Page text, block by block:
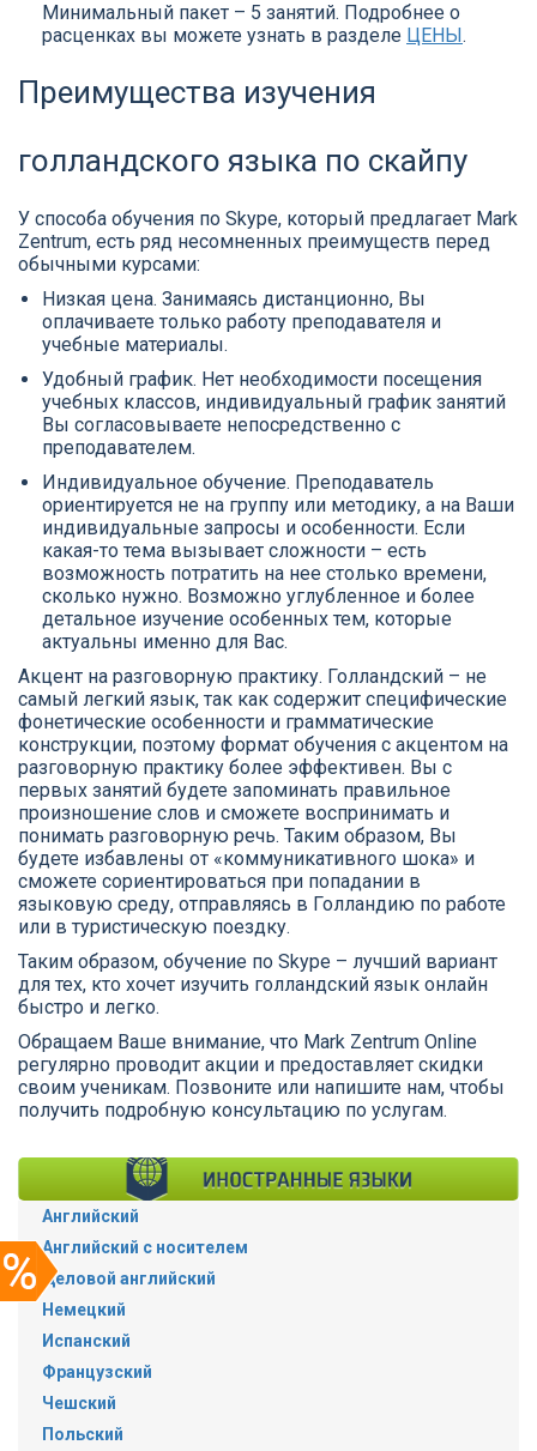
Минимальный пакет – 5 занятий. Подробнее о
расценках вы можете узнать в разделе ЦЕНЫ .
Преимущества изучения
голландского языка по скайпу
У способа обучения по Skype, который предлагает Mark
Zentrum, есть ряд несомненных преимуществ перед
обычными курсами:
Низкая цена. Занимаясь дистанционно, Вы
оплачиваете только работу преподавателя и
учебные материалы.
Удобный график. Нет необходимости посещения
учебных классов, индивидуальный график занятий
Вы согласовываете непосредственно с
преподавателем.
Индивидуальное обучение. Преподаватель
ориентируется не на группу или методику, а на Ваши
индивидуальные запросы и особенности. Если
какая-то тема вызывает сложности – есть
возможность потратить на нее столько времени,
сколько нужно. Возможно углубленное и более
детальное изучение особенных тем, которые
актуальны именно для Вас.
Акцент на разговорную практику. Голландский – не
самый легкий язык, так как содержит специфические
фонетические особенности и грамматические
конструкции, поэтому формат обучения с акцентом на
разговорную практику более эффективен. Вы с
первых занятий будете запоминать правильное
произношение слов и сможете воспринимать и
понимать разговорную речь. Таким образом, Вы
будете избавлены от «коммуникативного шока» и
сможете сориентироваться при попадании в
языковую среду, отправляясь в Голландию по работе
или в туристическую поездку.
Таким образом, обучение по Skype – лучший вариант
для тех, кто хочет изучить голландский язык онлайн
быстро и легко.
Обращаем Ваше внимание, что Mark Zentrum Online
регулярно проводит акции и предоставляет скидки
своим ученикам. Позвоните или напишите нам, чтобы
получить подробную консультацию по услугам.
Английский
Английский с носителем
Деловой английский
Немецкий
Испанский
Французский
Чешский
Польский